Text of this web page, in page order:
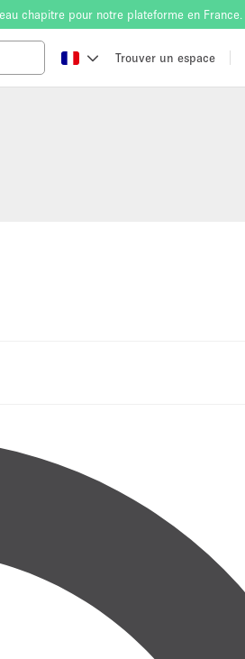
chapitre pour notre plateforme en France.
Trouver un espace